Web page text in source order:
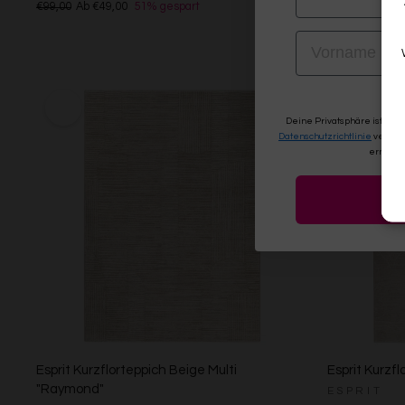
€99,00 Ab €49,00 51% gespart
Esprit Kurzflorteppich Beige Multi
"Raymond"
Esprit
VORNAME
Deine Privatsphäre ist uns
Datenschutzrichtlinie